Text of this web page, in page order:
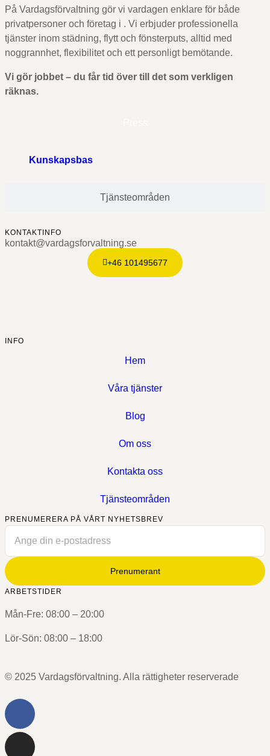
På Vardagsförvaltning gör vi vardagen enklare för både
privatpersoner och företag i . Vi erbjuder professionella
tjänster inom städning, flytt och fönsterputs, alltid med
noggrannhet, flexibilitet och ett personligt bemötande.
Vi gör jobbet – du får tid över till det som verkligen
räknas.
Tjänsteområden
Kunskapsbas
KONTAKTINFO
kontakt@vardagsforvaltning.se
+46 101495677
INFO
Hem
Våra tjänster
Blog
Om oss
Kontakta oss
Tjänsteområden
PRENUMERERA PÅ VÅRT NYHETSBREV
Prenumerant
ARBETSTIDER
Mån-Fre: 08:00 – 20:00
Lör-Sön: 08:00 – 18:00
© 2025 Vardagsförvaltning. Alla rättigheter reserverade